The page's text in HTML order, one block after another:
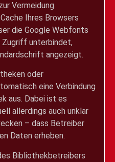
Vermeidung
Ihres Browsers
die Google Webfonts
unterbindet,
angezeigt.
oder
eine Verbindung
aus. Dabei ist es
allerdings auch unklar
– dass Betreiber
Daten erheben.
Bibliothekbetreibers